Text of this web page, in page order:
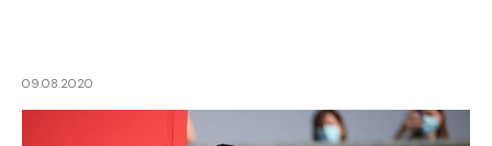
09.08.2020